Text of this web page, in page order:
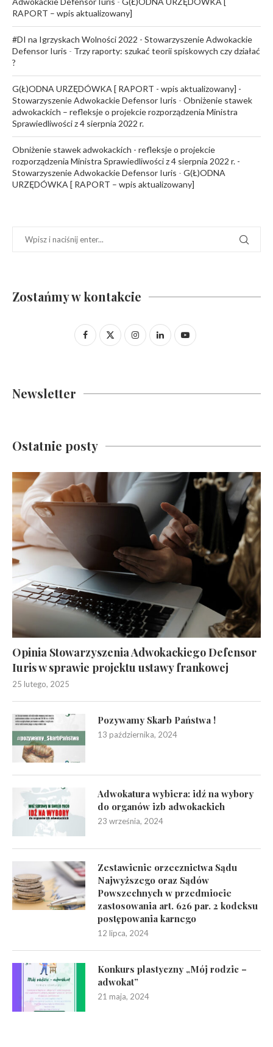
RAPORT – wpis aktualizowany]
#DI na Igrzyskach Wolności 2022 - Stowarzyszenie Adwokackie
Defensor Iuris - Trzy raporty: szukać teorii spiskowych czy działać
?
G(Ł)ODNA URZĘDÓWKA [ RAPORT - wpis aktualizowany] -
Stowarzyszenie Adwokackie Defensor Iuris - Obniżenie stawek
adwokackich – refleksje o projekcie rozporządzenia Ministra
Sprawiedliwości z 4 sierpnia 2022 r.
Obniżenie stawek adwokackich - refleksje o projekcie
rozporządzenia Ministra Sprawiedliwości z 4 sierpnia 2022 r. -
Stowarzyszenie Adwokackie Defensor Iuris - G(Ł)ODNA
URZĘDÓWKA [ RAPORT – wpis aktualizowany]
Zostańmy w kontakcie
Newsletter
Ostatnie posty
Opinia Stowarzyszenia Adwokackiego Defensor
Iuris w sprawie projektu ustawy frankowej
25 lutego, 2025
Pozywamy Skarb Państwa !
13 października, 2024
Adwokatura wybiera: idź na wybory
do organów izb adwokackich
23 września, 2024
Zestawienie orzecznictwa Sądu
Najwyższego oraz Sądów
Powszechnych w przedmiocie
zastosowania art. 626 par. 2 kodeksu
postępowania karnego
12 lipca, 2024
Konkurs plastyczny „Mój rodzic –
adwokat”
21 maja, 2024